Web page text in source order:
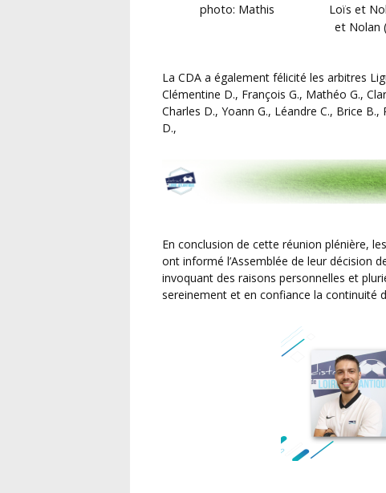
photo: Mathis
Loïs et
et Nolan
La CDA a également félicité les arbitres Ligue de Loire-Atlantique qui ont brillé cette saison:
Clémentine D., François G., Mathéo G.,
Charles D., Yoann G., Léandre C., Brice
D.,
En conclusion de cette réunion plénière,
ont informé l’Assemblée de leur décision
invoquant des raisons personnelles et
sereinement et en confiance la continuité